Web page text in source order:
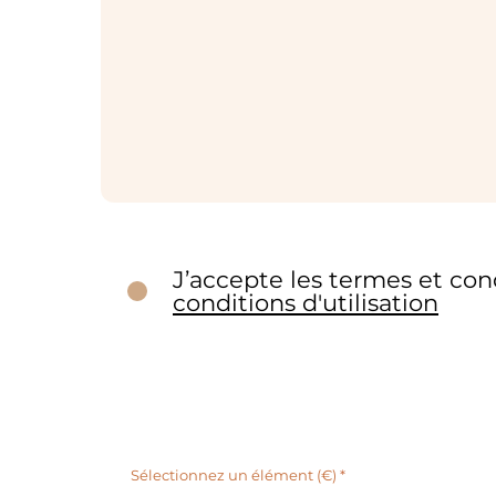
J’accepte les termes et
conditions d'utilisation
Sélectionnez un élément (€) *